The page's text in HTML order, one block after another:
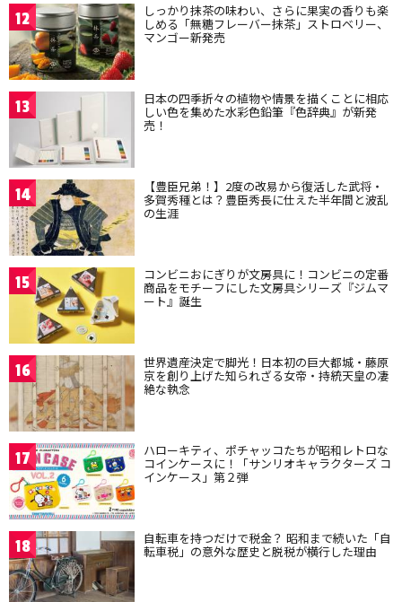
12 しっかり抹茶の味わい、さらに果実の香りも楽
しめる「無糖フレーバー抹茶」ストロベリー、
マンゴー新発売
13 日本の四季折々の植物や情景を描くことに相応
しい色を集めた水彩色鉛筆『色辞典』が新発
売！
14 【豊臣兄弟！】2度の改易から復活した武将・
多賀秀種とは？豊臣秀長に仕えた半年間と波乱
の生涯
15 コンビニおにぎりが文房具に！コンビニの定番
商品をモチーフにした文房具シリーズ『ジムマ
ート』誕生
16 世界遺産決定で脚光！日本初の巨大都城・藤原
京を創り上げた知られざる女帝・持統天皇の凄
絶な執念
17 ハローキティ、ポチャッコたちが昭和レトロな
コインケースに！「サンリオキャラクターズ コ
インケース」第２弾
18 自転車を持つだけで税金？ 昭和まで続いた「自
転車税」の意外な歴史と脱税が横行した理由